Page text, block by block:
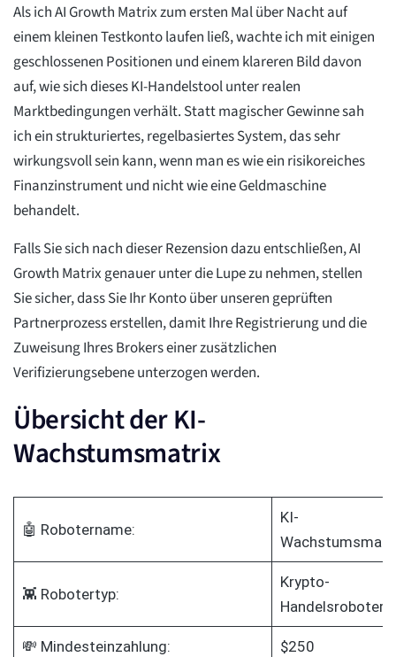
Als ich AI Growth Matrix zum ersten Mal über Nacht auf
einem kleinen Testkonto laufen ließ, wachte ich mit einigen
geschlossenen Positionen und einem klareren Bild davon
auf, wie sich dieses KI-Handelstool unter realen
Marktbedingungen verhält. Statt magischer Gewinne sah
ich ein strukturiertes, regelbasiertes System, das sehr
wirkungsvoll sein kann, wenn man es wie ein risikoreiches
Finanzinstrument und nicht wie eine Geldmaschine
behandelt.
Falls Sie sich nach dieser Rezension dazu entschließen, AI
Growth Matrix genauer unter die Lupe zu nehmen, stellen
Sie sicher, dass Sie Ihr Konto über unseren geprüften
Partnerprozess erstellen, damit Ihre Registrierung und die
Zuweisung Ihres Brokers einer zusätzlichen
Verifizierungsebene unterzogen werden.
Übersicht der KI-
Wachstumsmatrix
🤖 Robotername:
KI-
👾 Robotertyp:
Krypto-
Handelsroboter
💸 Mindesteinzahlung: $250